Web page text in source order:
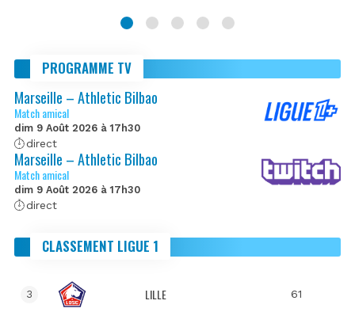
PROGRAMME TV
Marseille – Athletic Bilbao
Match amical
dim 9 Août 2026 à 17h30
direct
Marseille – Athletic Bilbao
Match amical
dim 9 Août 2026 à 17h30
direct
CLASSEMENT LIGUE 1
3 LILLE 61